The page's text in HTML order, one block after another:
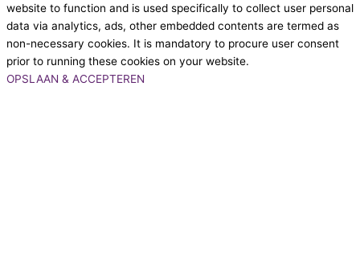
website to function and is used specifically to collect user personal
data via analytics, ads, other embedded contents are termed as
non-necessary cookies. It is mandatory to procure user consent
prior to running these cookies on your website.
OPSLAAN & ACCEPTEREN